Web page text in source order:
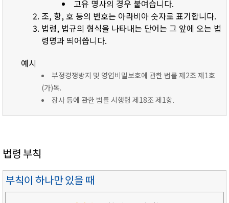
고유 명사의 경우 붙여습니다.
조, 항, 호 등의 번호는 아라비아 숫자로 표기합니다.
법령, 법규의 형식을 나타내는 단어는 그 앞에 오는 법
령명과 띄어씁니다.
예시
부정경쟁방지 및 영업비밀보호에 관한 법률 제2조 제1호
(가)목.
장사 등에 관한 법률 시행령 제18조 제1항.
법령 부칙
부칙이 하나만 있을 때